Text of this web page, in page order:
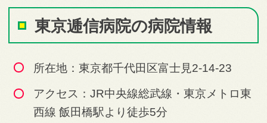
東京逓信病院の病院情報
所在地：東京都千代田区富士見2-14-23
アクセス：JR中央線総武線・東京メトロ東
西線 飯田橋駅より徒歩5分